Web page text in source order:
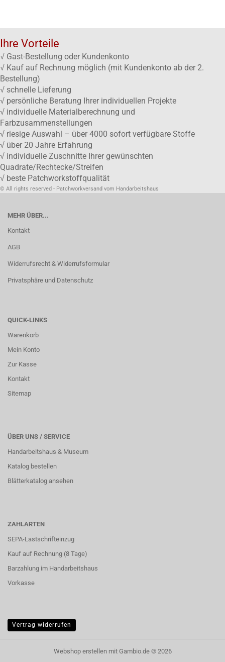
Ihre Vorteile
√ Gast-Bestellung oder Kundenkonto
√ Kauf auf Rechnung möglich (mit Kundenkonto ab der 2.
Bestellung)
√ schnelle Lieferung
√ persönliche Beratung Ihrer individuellen Projekte
√ individuelle Materialberechnung und
Farbzusammenstellungen
√ riesige Auswahl – über 4000 sofort verfügbare Stoffe
√ über 20 Jahre Erfahrung
√ individuelle Zuschnitte Ihrer gewünschten
Quadrate/Rechtecke/Streifen
√ beste Patchworkstoffqualität
© All rights reserved - Patchworkversand vom Handarbeitshaus
MEHR ÜBER...
Kontakt
AGB
Widerrufsrecht & Widerrufsformular
Privatsphäre und Datenschutz
QUICK-LINKS
Warenkorb
Mein Konto
Zur Kasse
Kontakt
Sitemap
ÜBER UNS / SERVICE
Handarbeitshaus & Museum
Katalog bestellen
Blätterkatalog ansehen
ZAHLARTEN
SEPA-Lastschrifteinzug
Kauf auf Rechnung (8 Tage)
Barzahlung im Handarbeitshaus
Vorkasse
Vertrag widerrufen
Webshop erstellenmit Gambio.de © 2026